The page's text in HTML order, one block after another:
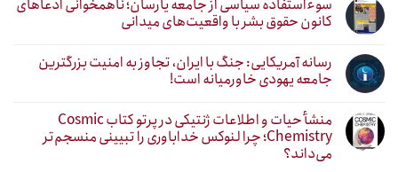
سوءاستفاده سیاسی از جامعه یارسان؛ ناهمخوانی ادعاهای
کانون حقوق بشر با واقعیت‌های میدانی
رسانه آمریکایی: جنگ با ایران، تجاوز به امنیت بزرگترین
جامعه یهودی خاورمیانه است!
منشأ حیات و اطلاعات ژنتیکی در پرتو کتاب Cosmic
Chemistry؛ چرا لنوکس خداباوری را تبیینی منسجم‌تر
می‌داند؟